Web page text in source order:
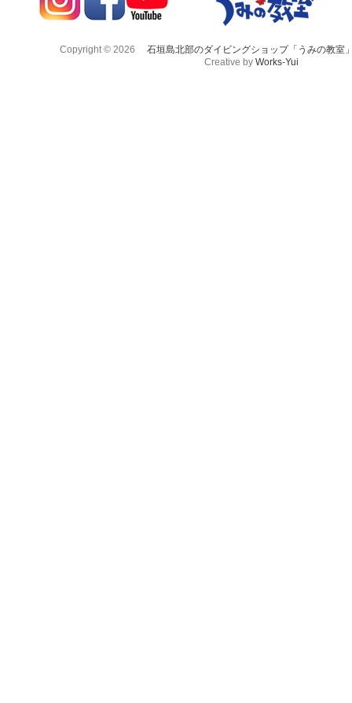
Copyright © 2026
石垣島北部のダイビングショップ「うみの教室
Creative by Works-Yui